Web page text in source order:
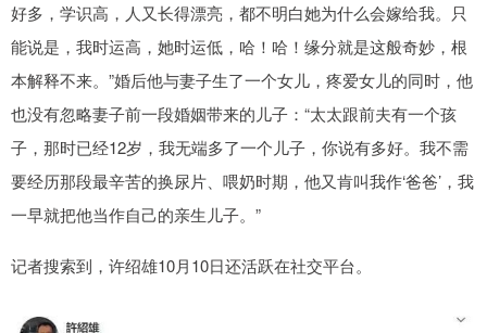
好多，学识高，人又长得漂亮，都不明白她为什么会嫁给我。只
能说是，我时运高，她时运低，哈！哈！缘分就是这般奇妙，根
本解释不来。”婚后他与妻子生了一个女儿，疼爱女儿的同时，他
也没有忽略妻子前一段婚姻带来的儿子：“太太跟前夫有一个孩
子，那时已经12岁，我无端多了一个儿子，你说有多好。我不需
要经历那段最辛苦的换尿片、喂奶时期，他又肯叫我作‘爸爸’，我
一早就把他当作自己的亲生儿子。”
记者搜索到，许绍雄10月10日还活跃在社交平台。